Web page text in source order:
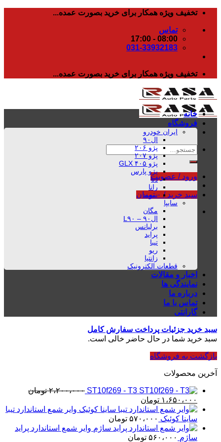
رفتن
محتوا
تخفیف ویژه همکار برای خرید بصورت عمده...
تماس
08:00 - 17:00
031-33932183
تخفیف ویژه همکار برای خرید بصورت عمده...
جستجو
ورود / عضویت
سبد خرید / ۰ تومان
خانه
فروشگاه
ایران خودرو
ال۹۰
پژو ۲۰۶
پژو ۲۰۷
پژو ۴۰۵ GLX
پژو پارس
دنا
رانا
سمند
سایپا
مگان
ال۹۰ – L۹۰
برلیانس
پراید
تیبا
ریو
زانتیا
قطعات الکترونیک
اخبار و مقالات
نمایندگی ها
درباره ما
تماس با ما
گارانتی
سبد خرید جزئیات پرداخت سفارش کامل
سبد خرید شما در حال حاضر خالی است.
بازگشت به فروشگاه
آخرین محصولات
ST10f269 - T3 ۲،۲۰۰،۰۰۰ تومان
قیمت
اصلی
۲،۲۰۰،۰۰۰ تومان
بود.
۱،۶۵۰،۰۰۰ تومان
فعلی
است.
وایر شمع استاندارد تیبا
ساینا کوئیک ۵۷۰،۰۰۰ تومان
وایر شمع استاندارد پراید
ساژم ۵۶۰،۰۰۰ تومان